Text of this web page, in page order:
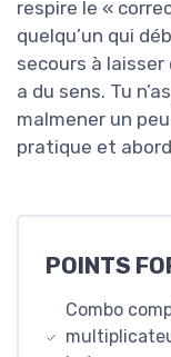
respire le «
quelqu’un qui
secours à
a du sens. Tu
malmener un
pratique et
POINTS
Combo